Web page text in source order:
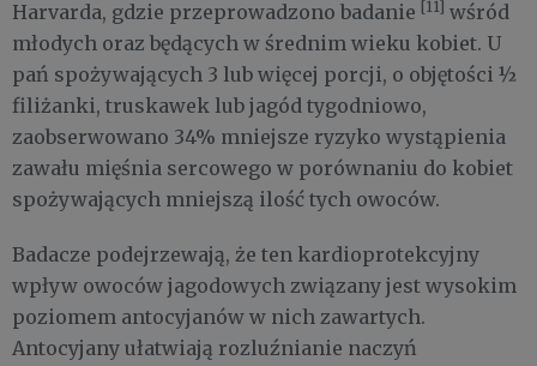
Harvarda, gdzie przeprowadzono badanie [11] wśród
młodych oraz będących w średnim wieku kobiet. U
pań spożywających 3 lub więcej porcji, o objętości ½
filiżanki, truskawek lub jagód tygodniowo,
zaobserwowano 34% mniejsze ryzyko wystąpienia
zawału mięśnia sercowego w porównaniu do kobiet
spożywających mniejszą ilość tych owoców.
Badacze podejrzewają, że ten kardioprotekcyjny
wpływ owoców jagodowych związany jest wysokim
poziomem antocyjanów w nich zawartych.
Antocyjany ułatwiają rozluźnianie naczyń